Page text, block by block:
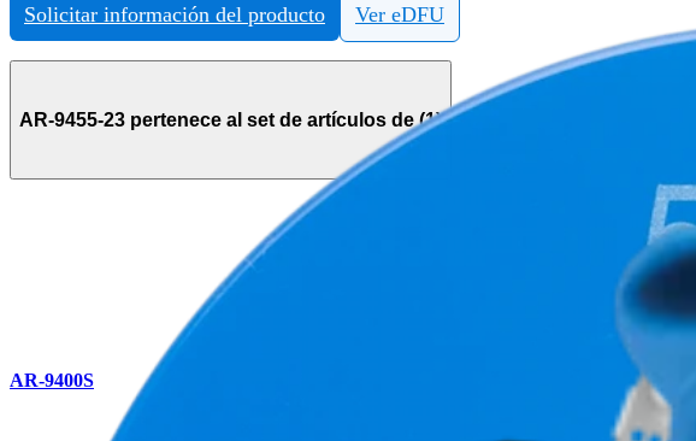
Solicitar información del producto Ver eDFU
AR-9455-23 pertenece al set de artículos de (1)
AR-9400S